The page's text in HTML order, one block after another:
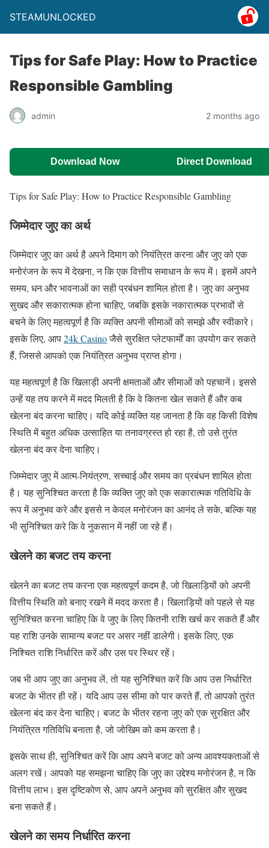
STEAMUNLOCKED
Tips for Safe Play: How to Practice
Responsible Gambling
admin 2 months ago
Download Now Direct Download
Tips for Safe Play: How to Practice Responsible Gambling
जिम्मेदार जुए का अर्थ
जिम्मेदार जुए का अर्थ है अपने दिमाग को नियंत्रित करना और जुए को एक
मनोरंजन के रूप में देखना, न कि एक वित्तीय समाधान के रूप में। इसमें अपने
समय, धन और भावनाओं का सही प्रबंधन शामिल होता है। जुए का अनुभव
सुखद और सकारात्मक होना चाहिए, जबकि इसके नकारात्मक प्रभावों से
बचने के लिए महत्वपूर्ण है कि व्यक्ति अपनी सीमाओं को समझे और स्वीकारे।
इसके लिए, आप24k Casinoजैसे सुरक्षित प्लेटफार्मों का उपयोग कर सकते
हैं, जिससे आपको एक नियंत्रित अनुभव प्राप्त होगा।
यह महत्वपूर्ण है कि खिलाड़ी अपनी क्षमताओं और सीमाओं को पहचानें। इससे
उन्हें यह तय करने में मदद मिलती है कि वे कितना खेल सकते हैं और कब
खेलना बंद करना चाहिए। यदि कोई व्यक्ति यह जानता है कि वह किसी विशेष
स्थिति में बहुत अधिक उत्साहित या तनावग्रस्त हो रहा है, तो उसे तुरंत
खेलना बंद कर देना चाहिए।
जिम्मेदार जुए में आत्म-नियंत्रण, सच्चाई और समय का प्रबंधन शामिल होता
है। यह सुनिश्चित करता है कि व्यक्ति जुए को एक सकारात्मक गतिविधि के
रूप में अनुभव करे और इससे न केवल मनोरंजन का आनंद ले सके, बल्कि यह
भी सुनिश्चित करे कि वे नुकसान में नहीं जा रहे हैं।
खेलने का बजट तय करना
खेलने का बजट तय करना एक महत्वपूर्ण कदम है, जो खिलाड़ियों को अपनी
वित्तीय स्थिति को बनाए रखने में मदद करता है। खिलाड़ियों को पहले से यह
सुनिश्चित करना चाहिए कि वे जुए के लिए कितनी राशि खर्च कर सकते हैं और
यह राशि उनके सामान्य बजट पर असर नहीं डालेगी। इसके लिए, एक
निश्चित राशि निर्धारित करें और उस पर स्थिर रहें।
जब भी आप जुए का अनुभव लें, तो यह सुनिश्चित करें कि आप उस निर्धारित
बजट के भीतर ही रहें। यदि आप उस सीमा को पार करते हैं, तो आपको तुरंत
खेलना बंद कर देना चाहिए। बजट के भीतर रहना जुए को एक सुरक्षित और
नियंत्रित गतिविधि बनाता है, जो जोखिम को कम करता है।
इसके साथ ही, सुनिश्चित करें कि आप अपने बजट को अन्य आवश्यकताओं से
अलग रखें। आपको यह समझना चाहिए कि जुए का उद्देश्य मनोरंजन है, न कि
वित्तीय लाभ। इस दृष्टिकोण से, आप अपने अनुभव को सुरक्षित और सुखद
बना सकते हैं।
खेलने का समय निर्धारित करना